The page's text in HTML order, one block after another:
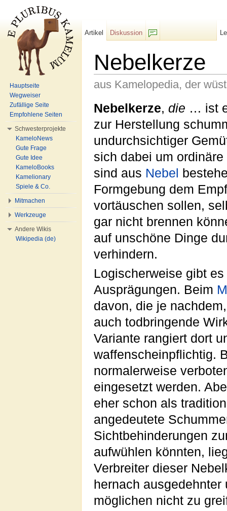
Nebelkerze
aus Kamelopedia, der
Nebelkerze, die … ist
zur Herstellung
undurchsichtiger
sich dabei um
sind aus Nebel
Formgebung dem
vortäuschen sollen,
gar nicht brennen
auf unschöne Dinge
verhindern.
Logischerweise gibt
Ausprägungen. Beim
davon, die je
auch todbringende
Variante rangiert dort
waffenscheinpflichtig.
normalerweise
eingesetzt werden.
eher schon als
angedeutete
Sichtbehinderungen
aufwühlen könnten,
Verbreiter dieser
hernach
möglichen nicht zu
Artikel
Diskussion
Hauptseite
Wegweiser
Zufällige Seite
Empfohlene Seiten
Schwesterprojekte
KameloNews
Gute Frage
Gute Idee
KameloBooks
Kamelionary
Spiele & Co.
Mitmachen
Werkzeuge
Andere Wikis
Wikipedia (de)